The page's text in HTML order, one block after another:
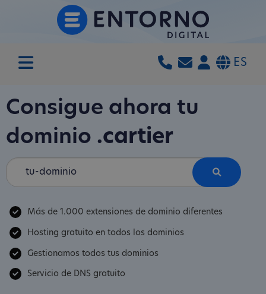
ES
Consigue ahora tu
dominio .cartier
Más de 1.000 extensiones de dominio diferentes
Hosting gratuito en todos los dominios
Gestionamos todos tus dominios
Servicio de DNS gratuito